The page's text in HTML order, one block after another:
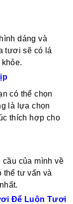
dáng và
tươi sẽ có lá
có thể chọn
là lựa chọn
thích hợp cho
cầu của mình về
thể tư vấn và
Để Luôn Tươi